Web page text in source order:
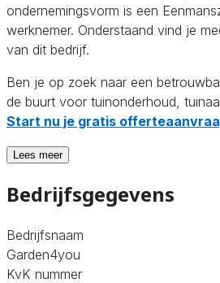
ondernemingsvorm is een
werknemer. Onderstaand vind je
van dit bedrijf.
Ben je op zoek naar een
de buurt voor tuinonderhoud,
Start nu je gratis
Lees meer
Bedrijfsgegevens
Bedrijfsnaam
Garden4you
KvK nummer